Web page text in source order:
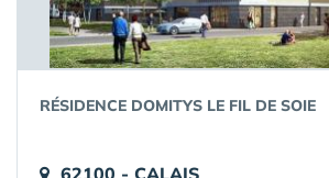
RÉSIDENCE DOMITYS LE FIL DE SOIE